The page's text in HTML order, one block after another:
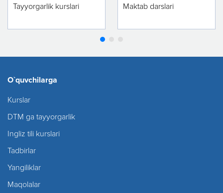
Tayyorgarlik kurslari
Maktab darslari
O`quvchilarga
Kurslar
DTM ga tayyorgarlik
Ingliz tili kurslari
Tadbirlar
Yangiliklar
Maqolalar